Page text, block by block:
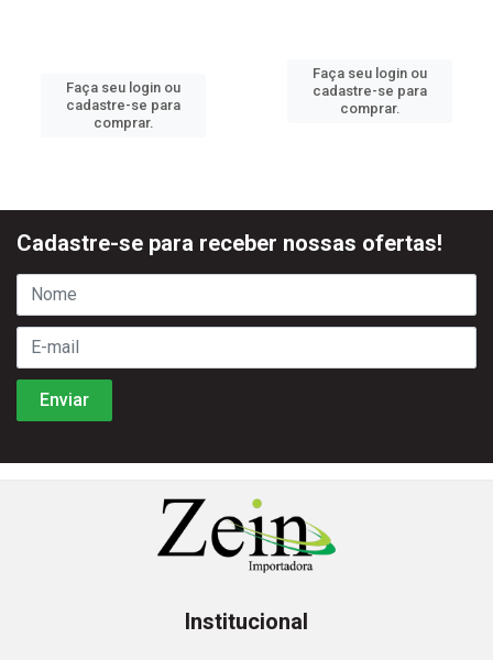
Faça seu login ou
cadastre-se para
comprar.
Faça seu login ou
cadastre-se para
comprar.
Cadastre-se para receber nossas ofertas!
Institucional